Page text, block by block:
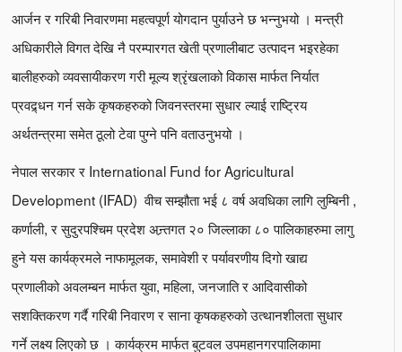
आर्जन र गरिबी निवारणमा महत्वपूर्ण योगदान पुर्याउने छ भन्नुभयो । मन्त्री
अधिकारीले विगत देखि नै परम्पारगत खेती प्रणालीबाट उत्पादन भइरहेका
बालीहरुको व्यवसायीकरण गरी मूल्य श्रृंखलाको विकास मार्फत निर्यात
प्रवद्र्धन गर्न सके कृषकहरुको जिवनस्तरमा सुधार ल्याई राष्ट्रिय
अर्थतन्त्रमा समेत ठूलो टेवा पुग्ने पनि वताउनुभयो ।
नेपाल सरकार र International Fund for Agricultural
Development (IFAD) वीच सम्झौता भई ८ वर्ष अवधिका लागि लुम्बिनी ,
कर्णाली, र सुदुरपश्चिम प्रदेश अन्र्तगत २० जिल्लाका ८० पालिकाहरुमा लागु
हुने यस कार्यक्रमले नाफामूलक, समावेशी र पर्यावरणीय दिगो खाद्य
प्रणालीको अवलम्बन मार्फत युवा, महिला, जनजाति र आदिवासीको
सशक्तिकरण गर्दै गरिबी निवारण र साना कृषकहरुको उत्थानशीलता सुधार
गर्ने लक्ष्य लिएको छ । कार्यक्रम मार्फत बुटवल उपमहानगरपालिकामा